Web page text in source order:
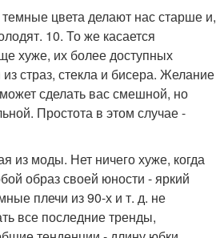
цвета делают нас старше и,
10. То же касается
хуже, их более доступных
страз, стекла и бисера. Желание
сделать вас смешной, но
Простота в этом случае -
из моды. Нет ничего хуже, когда
образ своей юности - яркий
плечи из 90-х и т. д. не
все последние тренды,